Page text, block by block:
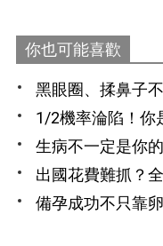
你也可能喜歡
黑眼圈、揉鼻子
1/2機率淪陷！你
生病不一定是你
出國花費難抓？
備孕成功不只靠